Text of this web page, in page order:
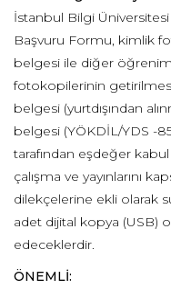
İstanbul Bilgi
Başvuru Formu, kimlik
belgesi ile diğer öğrenim
fotokopilerinin
belgesi (yurtdışından
belgesi (YÖKDİL/YDS -
tarafından eşdeğer kabul
çalışma ve yayınlarını
dilekçelerine ekli olarak
adet dijital kopya (USB)
edeceklerdir.
ÖNEMLİ: